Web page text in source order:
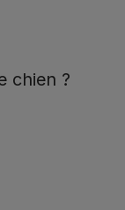
chien ?